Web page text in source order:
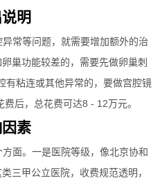
明
常等问题，就需要增加额外的治
巢功能较差的，需要先做卵巢刺
有粘连或其他异常的，要做宫腔镜
后，总花费可达8 - 12万元。
素
面。一是医院等级，像北京协和
三甲公立医院，收费规范透明，